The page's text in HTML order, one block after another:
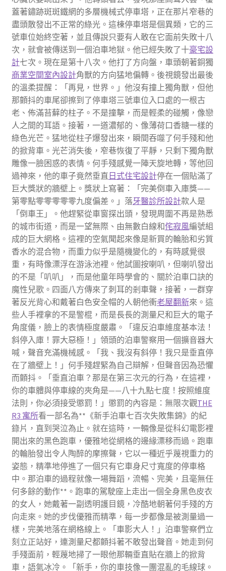
蓋著鏽跡斑斑鐵網的多層機械式停車塔，正在那片窄巷的
盡頭散發出不正常的綠光。這棟停車塔是個異類，它的三
號車位始終空著，並且傳說只要有人敢在它面前失敗十八
次，就會被傳送到一個泊車地獄。他已經失敗了十豪宅設
計七次。現在是第十八次。他打了方向盤，車頭朝著銅獨
商業空間室內設計角獸的方向猛地偏轉。後視鏡發出最後
的溫柔提醒：「再見，世界。」他沒有撞上獨角獸，但他
那顫抖的車尾卻擦到了停車塔三號車位入口處的一根古
老、佈滿苔蘚的柱子。不是撞擊，而是輕柔的碰觸，像戀
人之間的耳語。接著，一道濃郁的、像薄荷口香糖一樣的
綠色光芒。猛地從柱子爆發出來，瞬間吞噬了何手殘和他
的掀背車。光芒消失後，窄巷恢復了平靜，只剩下獨角獸
雕像一臉困惑的表情。何手殘感覺一陣天旋地轉，等他回
過神來，他的車子竟然垂直 日式住宅設計停在一個貼滿了
巨大獎狀的牆壁上。獎狀上寫著：「完美倒車入庫獎——
第零點零零零零零九度偏差。」落牙醫診所設計款人是
「倒車王」。他趕緊從車窗探出頭，發現周圍不再是熟悉
的城市街道，而是一望無際、由無數白線和侘寂風編號組
成的巨大網格。這裡的空氣聞起來像是新買的輪胎和劣質
香水的混合物，而重力似乎是隨機變化的，有時感覺很
重，有時像漂浮在游泳池裡。他試圖按喇叭，但喇叭發出
的不是「叭叭」，而是他童年時學會的、關於泊車口訣的
魔性兒歌。四面八方傳來了刺耳的剎車聲，接著，一群穿
著反光背心和戴著白色安全帽的人朝他衝老屋翻新來。這
些人手裡拿的不是警棍，而是長長的測量尺和巨大的電子
角度儀，臉上的表情極度嚴肅。「違反泊車維度基本法！
斜停入庫！罪大惡極！」領頭的泊車警察用一個擴音器大
喊，聲音充滿機械感。「我、我沒有斜停！我只是垂直停
在了牆壁上！」何手殘趕緊為自己辯解，但聲音因為恐懼
而顫抖。「垂直泊車？那是在第三次元的行為，在這裡，
你的車體與停車線的夾角是——八十九點七度！按照維度
法則，你必須接受懲罰！」懲罰的內容是：無限次觀THE
R3 寓所看一部名為**《新手泊車七百次失敗集錦》的紀
錄片，直到哭泣為止。就在這時，一輛像是從科幻電影裡
開出來的黑色跑車，優雅地從網格的邊緣漂移而過。跑車
的輪胎發出令人陶醉的摩擦聲，它以一種近乎蔑視重力的
姿態，精準地停進了一個只有它車身尺寸寬度的停車格
中。那泊車的過程就像一場舞蹈，流暢、完美，且毫無任
何多餘的動作**。跑車的駕駛座上走出一個全身黑色皮衣
的女人，她戴著一副透明護目鏡，冷酷地朝著何手殘的方
向走來。她的步伐優雅而精準，每一步都像是被測量過一
樣，完美地落在網格線上。「車影大人！」泊車警察們立
刻立正站好，連測量尺都顫抖著不敢發出聲音。她走到何
手殘面前，輕蔑地掃了一眼他那輛垂直貼在牆上的掀背
車，語氣冰冷。「新手，你的車技像一團混亂的毛線球。